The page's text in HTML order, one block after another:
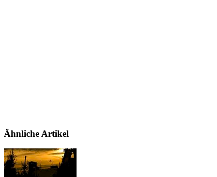
Ähnliche Artikel